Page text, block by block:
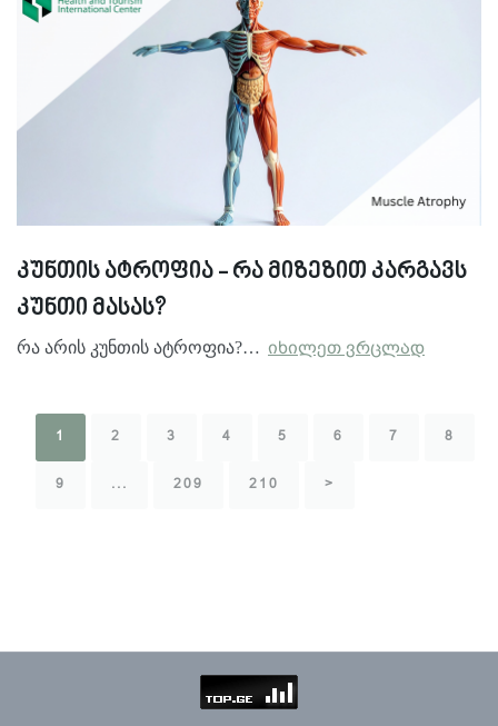
კუნთის ატროფია - რა მიზეზით კარგავს
კუნთი მასას?
რა არის კუნთის ატროფია?… იხილეთ ვრცლად
1 2 3 4 5 6 7 8
9 ... 209 210 >